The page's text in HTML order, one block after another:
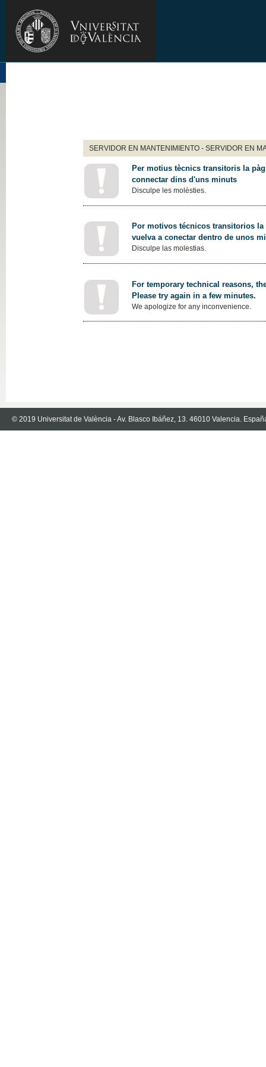
SERVIDOR EN MANTENIMIENTO - SERVIDOR EN
Per motius tècnics transitoris la
connectar dins d'uns minuts
Disculpe les molèsties.
Por motivos técnicos transitorios
vuelva a conectar dentro de unos
Disculpe las molestias.
For temporary technical reasons,
Please try again in a few minutes.
We apologize for any inconvenience.
© 2019 Universitat de València - Av. Blasco Ibáñez, 13. 46010 Valencia.